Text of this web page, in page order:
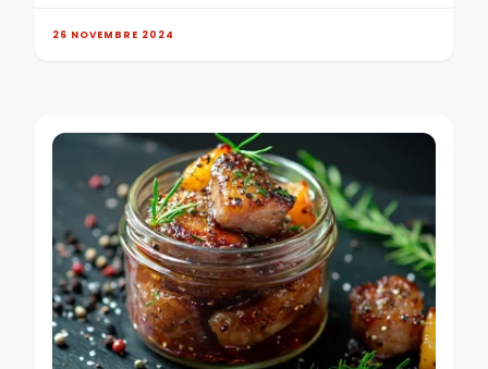
26 NOVEMBRE 2024